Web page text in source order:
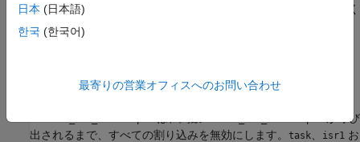
オプションを使用します。
を参照してく
ださい。
Bug Finder 解析では、データ レースの欠陥を調査する際に、こ
が呼び
出されるまで、すべての割り込みを無効にします。 task isr1 お
日本 (日本語)
한국 (한국어)
最寄りの営業オフィスへのお問い合わせ